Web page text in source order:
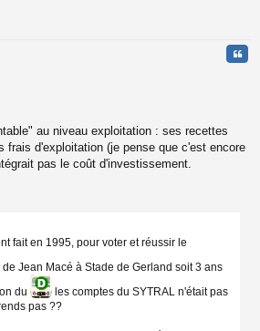
au niveau exploitation : ses recettes
frais d'exploitation (je pense que c'est encore
pas le coût d'investissement.
fait en 1995, pour voter et réussir le
de Jean Macé à Stade de Gerland soit 3 ans
du
les comptes du SYTRAL n'était pas
pas ??